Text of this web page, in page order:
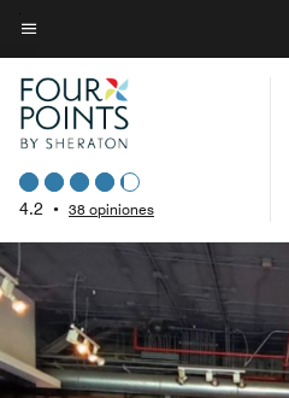
Skip
to
main
content
Texto del menú
4.2 • 38 opiniones